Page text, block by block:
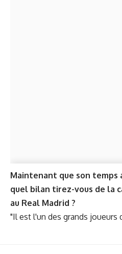
Maintenant que son temps
quel bilan tirez-vous de la
au Real Madrid ?
"Il est l'un des grands joueurs